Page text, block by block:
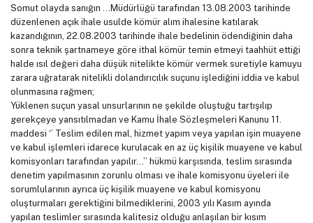
Somut olayda sanığın …Müdürlüğü tarafından 13.08.2003 tarihinde
düzenlenen açık ihale usulde kömür alım ihalesine katılarak
kazandığının, 22.08.2003 tarihinde ihale bedelinin ödendiğinin daha
sonra teknik şartnameye göre ithal kömür temin etmeyi taahhüt ettiği
halde ısıl değeri daha düşük nitelikte kömür vermek suretiyle kamuyu
zarara uğratarak nitelikli dolandırıcılık suçunu işlediğini iddia ve kabul
olunmasına rağmen;
Yüklenen suçun yasal unsurlarının ne şekilde oluştuğu tartışılıp
gerekçeye yansıtılmadan ve Kamu İhale Sözleşmeleri Kanunu 11.
maddesi ‘’ Teslim edilen mal, hizmet yapım veya yapılan işin muayene
ve kabul işlemleri idarece kurulacak en az üç kişilik muayene ve kabul
komisyonları tarafından yapılır…’’ hükmü karşısında, teslim sırasında
denetim yapılmasının zorunlu olması ve ihale komisyonu üyeleri ile
sorumlularının ayrıca üç kişilik muayene ve kabul komisyonu
oluşturmaları gerektiğini bilmediklerini, 2003 yılı Kasım ayında
yapılan teslimler sırasında kalitesiz olduğu anlaşılan bir kısım